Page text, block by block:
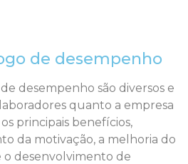
de desempenho
desempenho são diversos e
quanto a empresa
principais benefícios,
da motivação, a melhoria do
o desenvolvimento de